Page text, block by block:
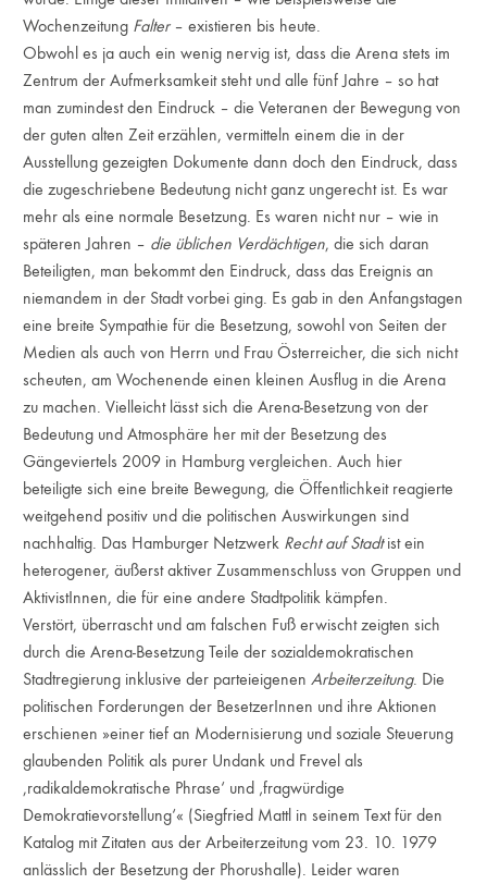
Wochenzeitung Falter– existieren bis heute.
Obwohl es ja auch ein wenig nervig ist, dass die Arena stets im
Zentrum der Aufmerksamkeit steht und alle fünf Jahre – so hat
man zumindest den Eindruck – die Veteranen der Bewegung von
der guten alten Zeit erzählen, vermitteln einem die in der
Ausstellung gezeigten Dokumente dann doch den Eindruck, dass
die zugeschriebene Bedeutung nicht ganz ungerecht ist. Es war
mehr als eine normale Besetzung. Es waren nicht nur – wie in
späteren Jahren – die üblichen Verdächtigen, die sich daran
Beteiligten, man bekommt den Eindruck, dass das Ereignis an
niemandem in der Stadt vorbei ging. Es gab in den Anfangstagen
eine breite Sympathie für die Besetzung, sowohl von Seiten der
Medien als auch von Herrn und Frau Österreicher, die sich nicht
scheuten, am Wochenende einen kleinen Ausflug in die Arena
zu machen. Vielleicht lässt sich die Arena-Besetzung von der
Bedeutung und Atmosphäre her mit der Besetzung des
Gängeviertels 2009 in Hamburg vergleichen. Auch hier
beteiligte sich eine breite Bewegung, die Öffentlichkeit reagierte
weitgehend positiv und die politischen Auswirkungen sind
nachhaltig. Das Hamburger Netzwerk Recht auf Stadtist ein
heterogener, äußerst aktiver Zusammenschluss von Gruppen und
AktivistInnen, die für eine andere Stadtpolitik kämpfen.
Verstört, überrascht und am falschen Fuß erwischt zeigten sich
durch die Arena-Besetzung Teile der sozialdemokratischen
Stadtregierung inklusive der parteieigenen Arbeiterzeitung. Die
politischen Forderungen der BesetzerInnen und ihre Aktionen
erschienen »einer tief an Modernisierung und soziale Steuerung
glaubenden Politik als purer Undank und Frevel als
,radikaldemokratische Phrase‘ und ‚fragwürdige
Demokratievorstellung‘« (Siegfried Mattl in seinem Text für den
Katalog mit Zitaten aus der Arbeiterzeitung vom 23. 10. 1979
anlässlich der Besetzung der Phorushalle). Leider waren